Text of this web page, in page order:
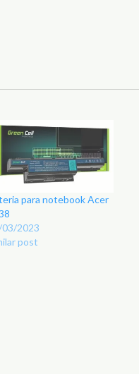
para notebook Acer
03/2023
post